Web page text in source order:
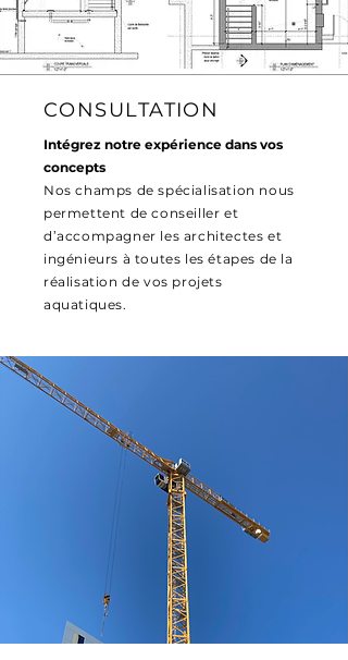
CONSULTATION
Intégrez notre expérience dans vos
concepts
Nos champs de spécialisation nous
permettent de conseiller et
d’accompagner les architectes et
ingénieurs à toutes les étapes de la
réalisation de vos projets
aquatiques.